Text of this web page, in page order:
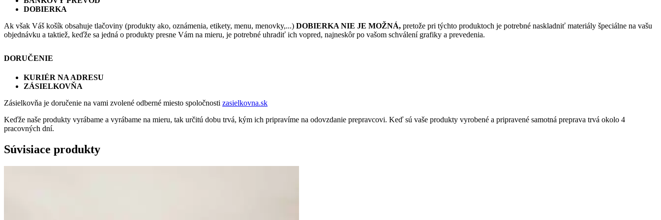
DOBIERKA
Ak však Váš košík obsahuje tlačoviny (produkty ako, oznámenia, etikety, menu, menovky,...) DOBIERKA NIE JE MOŽNÁ, pretože pri týchto produktoch je potrebné naskladniť materiály špeciálne na vašu
objednávku a taktiež, keďže sa jedná o produkty presne Vám na mieru, je potrebné uhradiť ich vopred, najneskôr po vašom schválení grafiky a prevedenia.
DORUČENIE
KURIÉR NA ADRESU
ZÁSIELKOVŇA
Zásielkovňa je doručenie na vami zvolené odberné miesto spoločnosti zasielkovna.sk
Keďže naše produkty vyrábame a vyrábame na mieru, tak určitú dobu trvá, kým ich pripravíme na odovzdanie prepravcovi. Keď sú vaše produkty vyrobené a pripravené samotná preprava trvá okolo 4
pracovných dní.
Súvisiace produkty